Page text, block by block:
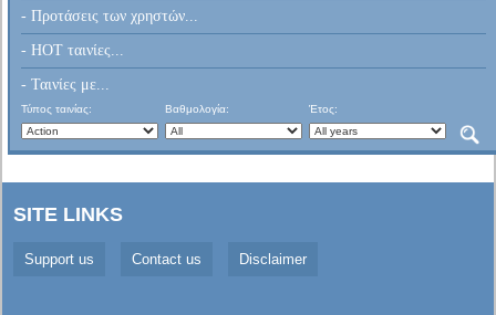
- Προτάσεις των χρηστών...
- HOT ταινίες...
- Ταινίες με...
Τύπος ταινίας: Βαθμολογία: Έτος:
SITE LINKS
Support us Contact us Disclaimer